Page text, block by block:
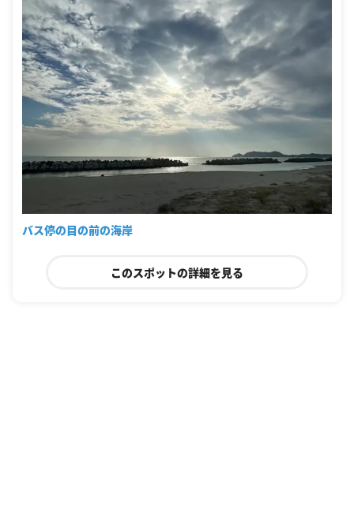
バス停の目の前の海岸
このスポットの詳細を見る